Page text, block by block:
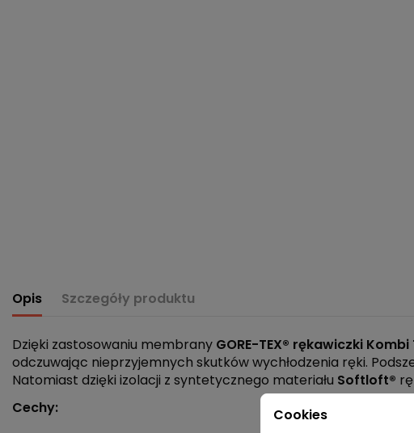
Opis Szczegóły produktu
Dzięki zastosowaniu membrany GORE-TEX® rękawiczki Kombi
odczuwając nieprzyjemnych skutków wychłodzenia ręki.
Natomiast dzięki izolacji z syntetycznego materiału Softloft®
Cechy:
Cookies